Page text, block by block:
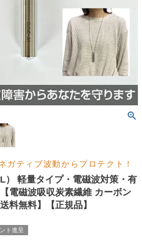
ガティブ波動からプロテクト！
） 軽量タイプ・電磁波対策・有
電磁波吸収炭素繊維 カーボン
料無料】【正規品】
ト進呈